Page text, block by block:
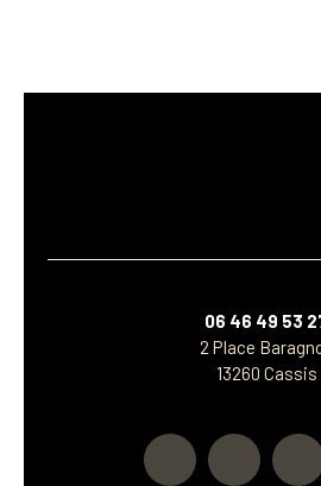
06 46 49 53
2 Place
13260 Cassis